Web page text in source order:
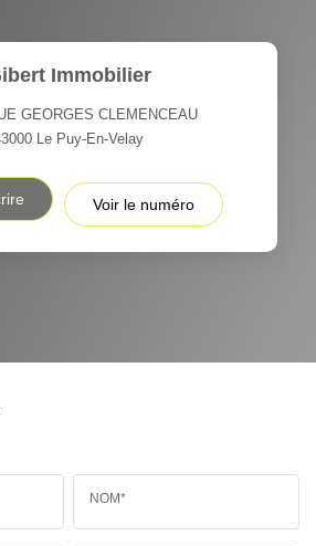
Immobilier
GEORGES CLEMENCEAU
Le Puy-En-Velay
Voir le numéro
NOM*